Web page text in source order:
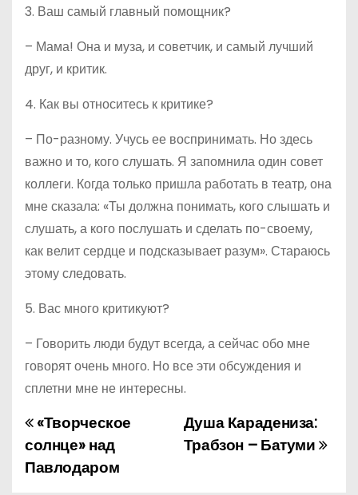
3. Ваш самый главный помощник?
– Мама! Она и муза, и советчик, и самый лучший
друг, и критик.
4. Как вы относитесь к критике?
– По-разному. Учусь ее воспринимать. Но здесь
важно и то, кого слушать. Я запомнила один совет
коллеги. Когда только пришла работать в театр, она
мне сказала: «Ты должна понимать, кого слышать и
слушать, а кого послушать и сделать по-своему,
как велит сердце и подсказывает разум». Стараюсь
этому следовать.
5. Вас много критикуют?
– Говорить люди будут всегда, а сейчас обо мне
говорят очень много. Но все эти обсуждения и
сплетни мне не интересны.
Н
а
Душа Карадениза:
Трабзон – Батуми
«Творческое
солнце» над
Павлодаром